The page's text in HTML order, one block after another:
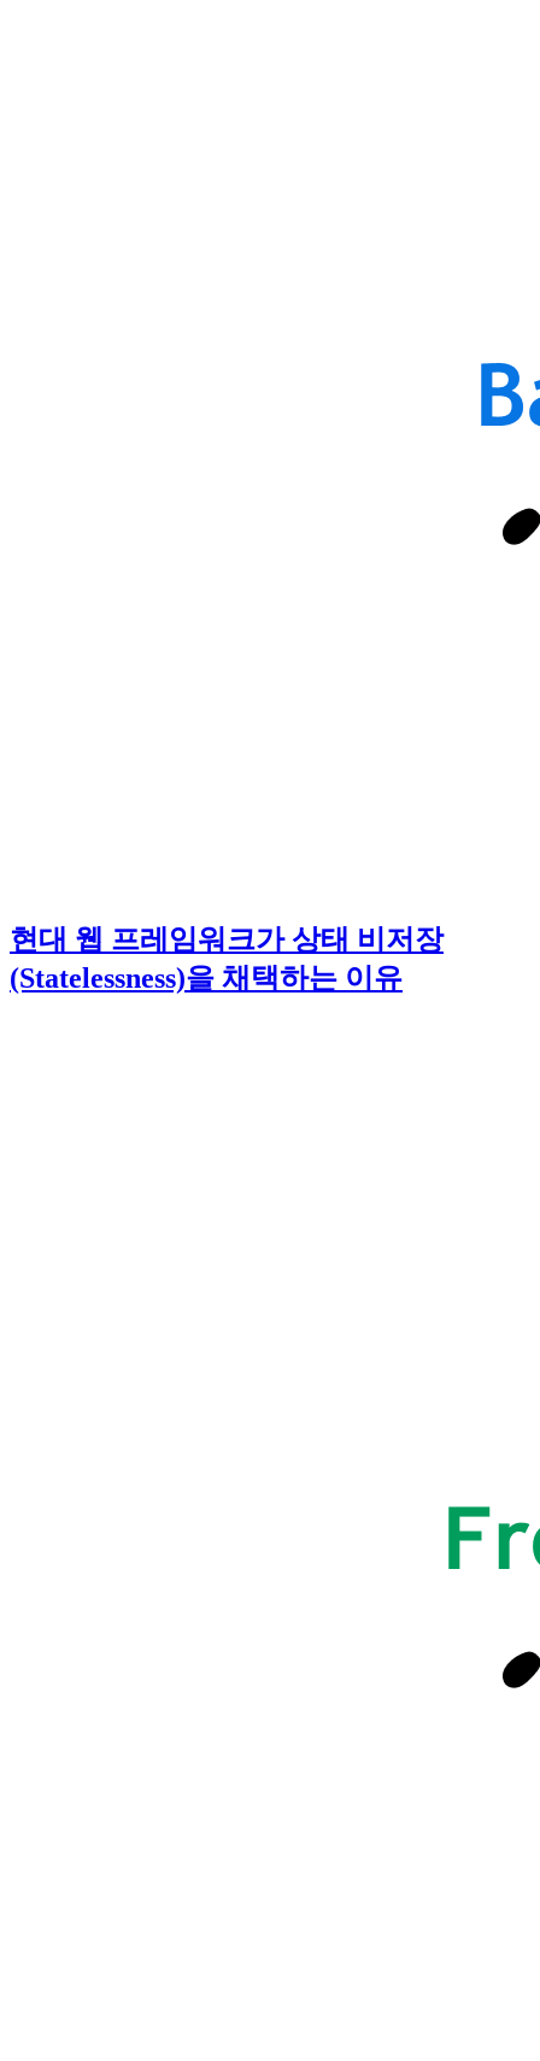
현대 웹 프레임워크가 상태 비저장
(Statelessness)을 채택하는 이유